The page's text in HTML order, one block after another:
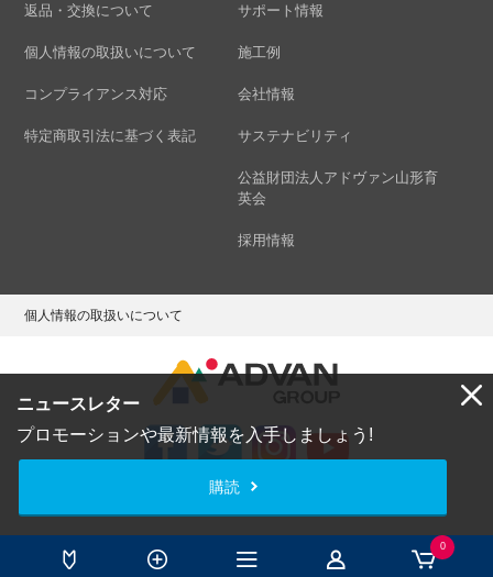
0
ニュースレター
プロモーションや最新情報を入手しましょう!
購読
返品・交換について
個人情報の取扱いについて
コンプライアンス対応
特定商取引法に基づく表記
サポート情報
施工例
会社情報
サステナビリティ
公益財団法人アドヴァン山形育
英会
採用情報
個人情報の取扱いについて